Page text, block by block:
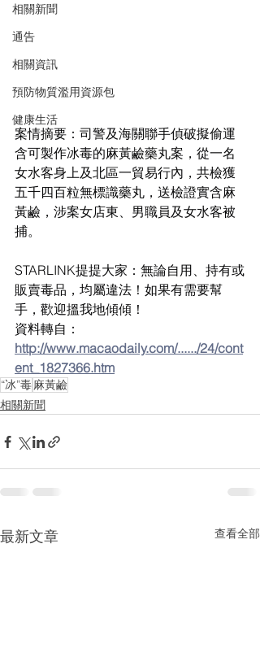
相關新聞
通告
相關資訊
預防物質濫用資源包
健康生活
案情摘要：司警及海關聯手偵破擬偷運
含可製作冰毒的麻黃鹼藥丸案，從一名
女水客身上及北區一貿易行內，共檢獲
五千四百粒無標識藥丸，送檢證實含麻
黃鹼，涉案女店東、男職員及女水客被
捕。
STARLINK提提大家：無論自用、持有或
販賣毒品，均屬違法！如果有需要幫
手，歡迎搵我地傾傾！
資料轉自：
http://www.macaodaily.com/....../24/cont
ent_1827366.htm
“冰”毒麻黃鹼
相關新聞
最新文章 查看全部